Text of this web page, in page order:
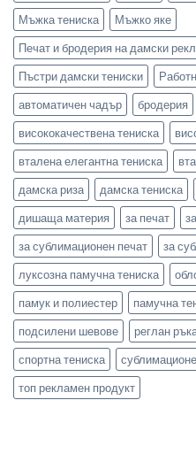
Мъжка тениска
Мъжко яке
Печат и бродерия на дамски
Пъстри дамски тениски
автоматичен чадър
бродерия
висококачествена тениска
вталена елегантна тениска
дамска риза
дамска тениска
дишаща материя
за печат
за сублимационен печат
за
луксозна памучна тениска
памук и полиестер
памучна
подсилени шевове
реглан
спортна тениска
топ рекламен продукт